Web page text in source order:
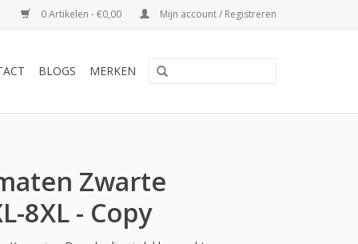
0 Artikelen - €0,00 Mijn account / Registreren
BLOGS MERKEN
Zwarte
8XL - Copy